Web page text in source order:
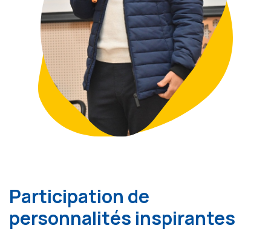
Participation de
personnalités inspirantes